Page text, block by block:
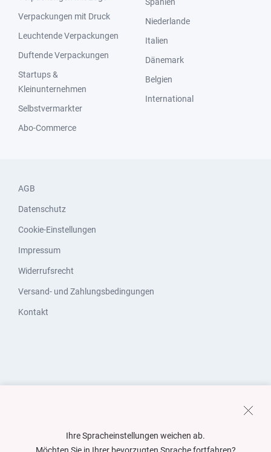
Verpackungen mit Druck
Leuchtende Verpackungen
Duftende Verpackungen
Startups &
Kleinunternehmen
Selbstvermarkter
Abo-Commerce
Niederlande
Italien
Dänemark
Belgien
International
AGB
Datenschutz
Cookie-Einstellungen
Impressum
Widerrufsrecht
Versand- und Zahlungsbedingungen
Kontakt
Ihre Spracheinstellungen weichen ab.